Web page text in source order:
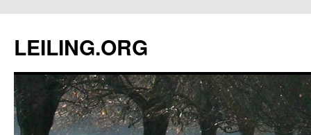
文
LEILING.ORG